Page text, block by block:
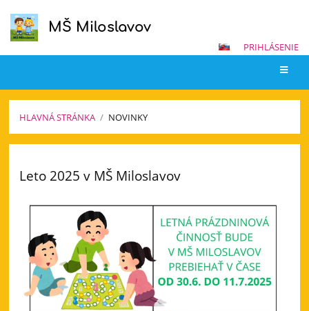
MŠ Miloslavov
PRIHLÁSENIE
HLAVNÁ STRÁNKA / NOVINKY
Leto 2025 v MŠ Miloslavov